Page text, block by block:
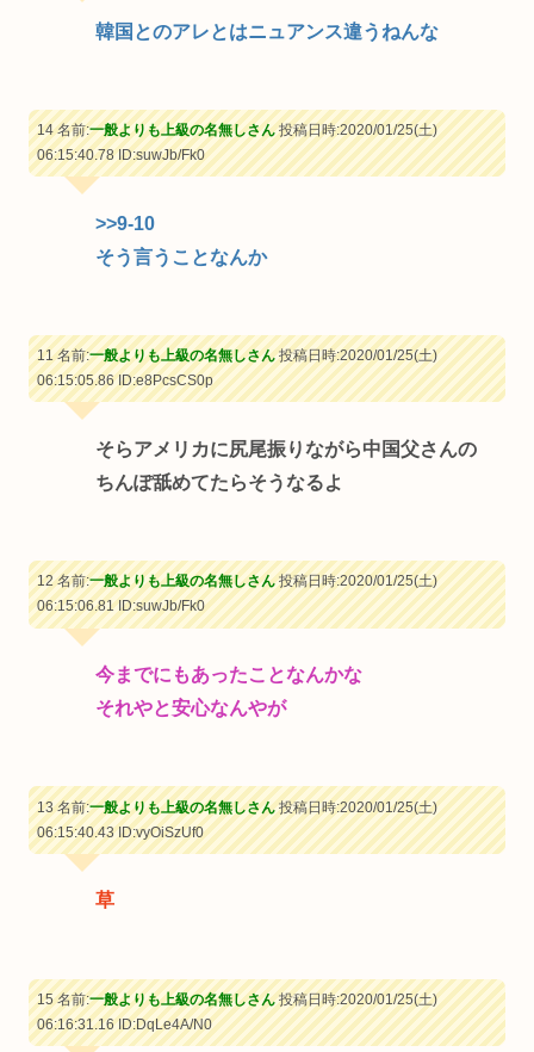
韓国とのアレとはニュアンス違うねんな
14 名前:一般よりも上級の名無しさん投稿日時:2020/01/25(土)
06:15:40.78ID:suwJb/Fk0
>>9-10
そう言うことなんか
11 名前:一般よりも上級の名無しさん投稿日時:2020/01/25(土)
06:15:05.86ID:e8PcsCS0p
そらアメリカに尻尾振りながら中国父さんの
ちんぽ舐めてたらそうなるよ
12 名前:一般よりも上級の名無しさん投稿日時:2020/01/25(土)
06:15:06.81ID:suwJb/Fk0
今までにもあったことなんかな
それやと安心なんやが
13 名前:一般よりも上級の名無しさん投稿日時:2020/01/25(土)
06:15:40.43ID:vyOiSzUf0
草
15 名前:一般よりも上級の名無しさん投稿日時:2020/01/25(土)
06:16:31.16ID:DqLe4A/N0